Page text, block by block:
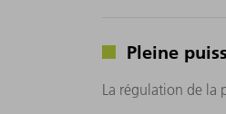
Pleine
La régulation de la